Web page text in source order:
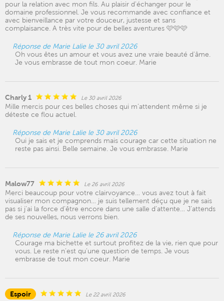
pour la relation avec mon fils. Au plaisir d'échanger pour le
domaine professionnel. Je vous recommande avec confiance et
avec bienveillance par votre douceur, justesse et sans
complaisance. A très vite pour de belles aventures 🩷🩷🩷
Réponse de Marie Lalie le 30 avril 2026
Oh vous êtes un amour et vous avez une vraie beauté d'âme.
Je vous embrasse de tout mon coeur. Marie
Charly 1 Le 30 avril 2026
Mille mercis pour ces belles choses qui m’attendent même si je
déteste ce flou actuel.
Réponse de Marie Lalie le 30 avril 2026
Oui je sais et je comprends mais courage car cette situation ne
reste pas ainsi. Belle semaine. Je vous embrasse. Marie
Malow77 Le 26 avril 2026
Merci beaucoup pour votre clairvoyance… vous avez tout à fait
visualiser mon compagnon… je suis tellement déçu que je ne sais
pas si j’ai la force d’être encore dans une salle d’attente… J’attends
de ses nouvelles, nous verrons bien.
Réponse de Marie Lalie le 26 avril 2026
Courage ma bichette et surtout profitez de la vie, rien que pour
vous. Le reste n'est qu'une question de temps. Je vous
embrasse de tout mon coeur. Marie
Espoir Le 22 avril 2026